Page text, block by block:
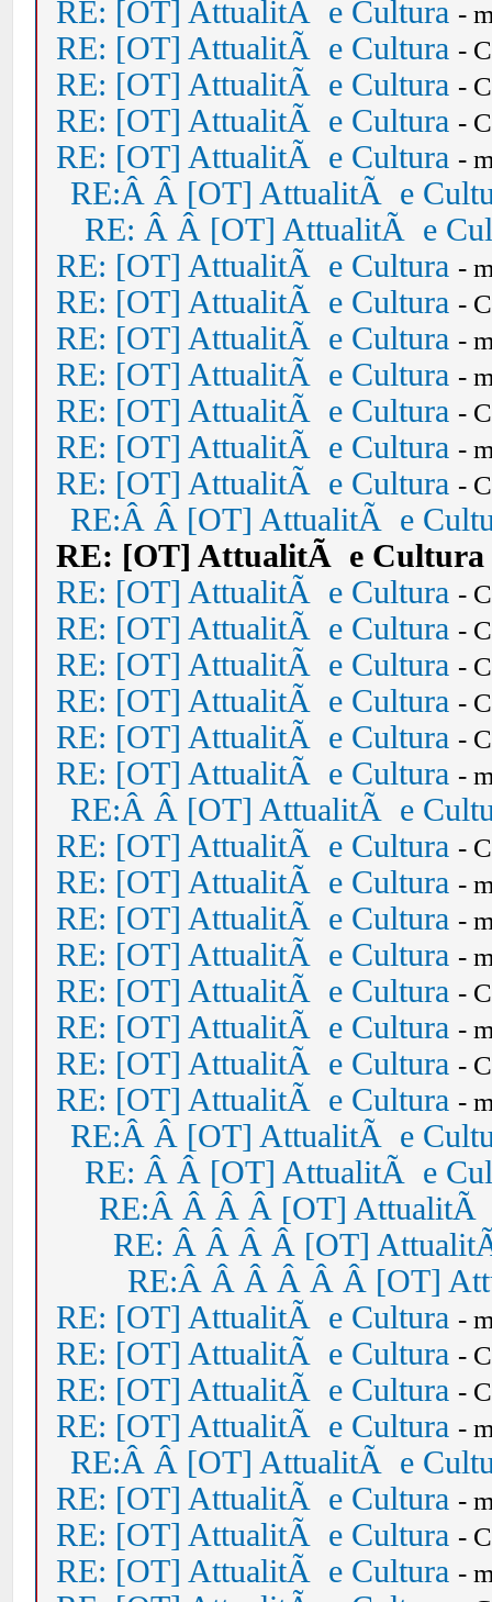
RE: [OT] AttualitÃ e Cultura -
RE: [OT] AttualitÃ e Cultura -
RE: [OT] AttualitÃ e Cultura -
RE: [OT] AttualitÃ e Cultura -
RE: [OT] AttualitÃ e Cultura -
RE:Â Â [OT] AttualitÃ e
RE: Â Â [OT] AttualitÃ e
RE: [OT] AttualitÃ e Cultura -
RE: [OT] AttualitÃ e Cultura -
RE: [OT] AttualitÃ e Cultura -
RE: [OT] AttualitÃ e Cultura -
RE: [OT] AttualitÃ e Cultura -
RE: [OT] AttualitÃ e Cultura -
RE: [OT] AttualitÃ e Cultura -
RE:Â Â [OT] AttualitÃ e
RE: [OT] AttualitÃ e Cultura
RE: [OT] AttualitÃ e Cultura -
RE: [OT] AttualitÃ e Cultura -
RE: [OT] AttualitÃ e Cultura -
RE: [OT] AttualitÃ e Cultura -
RE: [OT] AttualitÃ e Cultura -
RE: [OT] AttualitÃ e Cultura -
RE:Â Â [OT] AttualitÃ e
RE: [OT] AttualitÃ e Cultura -
RE: [OT] AttualitÃ e Cultura -
RE: [OT] AttualitÃ e Cultura -
RE: [OT] AttualitÃ e Cultura -
RE: [OT] AttualitÃ e Cultura -
RE: [OT] AttualitÃ e Cultura -
RE: [OT] AttualitÃ e Cultura -
RE: [OT] AttualitÃ e Cultura -
RE:Â Â [OT] AttualitÃ e
RE: Â Â [OT] AttualitÃ e
RE:Â Â Â Â [OT] AttualitÃ
RE: Â Â Â Â [OT]
RE:Â Â Â Â Â Â [OT]
RE: [OT] AttualitÃ e Cultura -
RE: [OT] AttualitÃ e Cultura -
RE: [OT] AttualitÃ e Cultura -
RE: [OT] AttualitÃ e Cultura -
RE:Â Â [OT] AttualitÃ e
RE: [OT] AttualitÃ e Cultura -
RE: [OT] AttualitÃ e Cultura -
RE: [OT] AttualitÃ e Cultura -